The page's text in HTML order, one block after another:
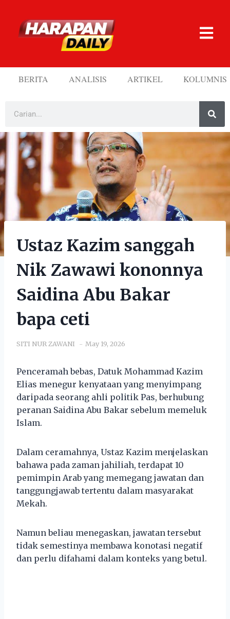
BERITA ANALISIS ARTIKEL KOLUMNIS
Ustaz Kazim sanggah
Nik Zawawi kononnya
Saidina Abu Bakar
bapa ceti
SITI NUR ZAWANI May 19, 2026
Penceramah bebas, Datuk Mohammad Kazim
Elias menegur kenyataan yang menyimpang
daripada seorang ahli politik Pas, berhubung
peranan Saidina Abu Bakar sebelum memeluk
Islam.
Dalam ceramahnya, Ustaz Kazim menjelaskan
bahawa pada zaman jahiliah, terdapat 10
pemimpin Arab yang memegang jawatan dan
tanggungjawab tertentu dalam masyarakat
Mekah.
Namun beliau menegaskan, jawatan tersebut
tidak semestinya membawa konotasi negatif
dan perlu difahami dalam konteks yang betul.